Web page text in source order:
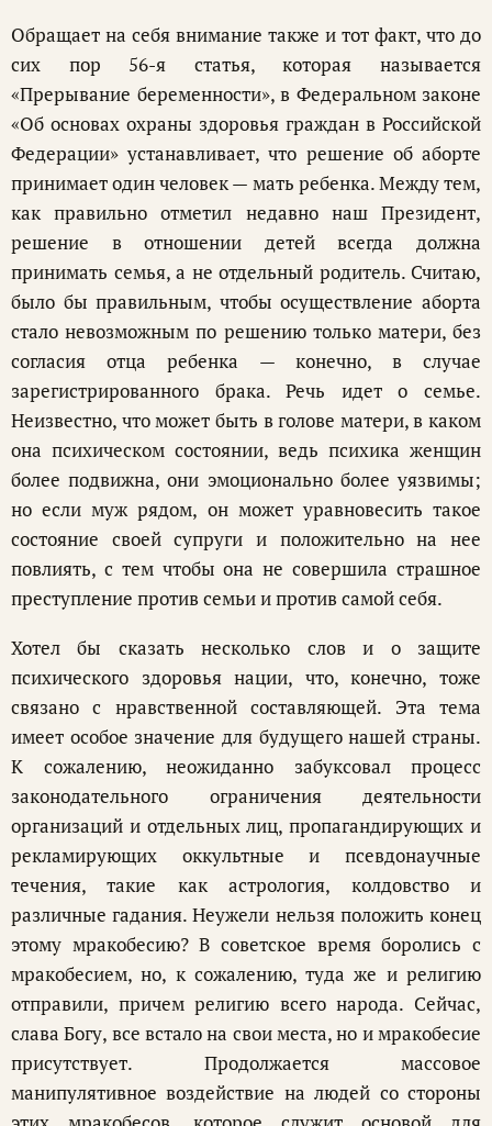
Обращает на себя внимание также и тот факт, что до
сих пор 56-я статья, которая называется
«Прерывание беременности», в Федеральном законе
«Об основах охраны здоровья граждан в Российской
Федерации» устанавливает, что решение об аборте
принимает один человек — мать ребенка. Между тем,
как правильно отметил недавно наш Президент,
решение в отношении детей всегда должна
принимать семья, а не отдельный родитель. Считаю,
было бы правильным, чтобы осуществление аборта
стало невозможным по решению только матери, без
согласия отца ребенка — конечно, в случае
зарегистрированного брака. Речь идет о семье.
Неизвестно, что может быть в голове матери, в каком
она психическом состоянии, ведь психика женщин
более подвижна, они эмоционально более уязвимы;
но если муж рядом, он может уравновесить такое
состояние своей супруги и положительно на нее
повлиять, с тем чтобы она не совершила страшное
преступление против семьи и против самой себя.
Хотел бы сказать несколько слов и о защите
психического здоровья нации, что, конечно, тоже
связано с нравственной составляющей. Эта тема
имеет особое значение для будущего нашей страны.
К сожалению, неожиданно забуксовал процесс
законодательного ограничения деятельности
организаций и отдельных лиц, пропагандирующих и
рекламирующих оккультные и псевдонаучные
течения, такие как астрология, колдовство и
различные гадания. Неужели нельзя положить конец
этому мракобесию? В советское время боролись с
мракобесием, но, к сожалению, туда же и религию
отправили, причем религию всего народа. Сейчас,
слава Богу, все встало на свои места, но и мракобесие
присутствует. Продолжается массовое
манипулятивное воздействие на людей со стороны